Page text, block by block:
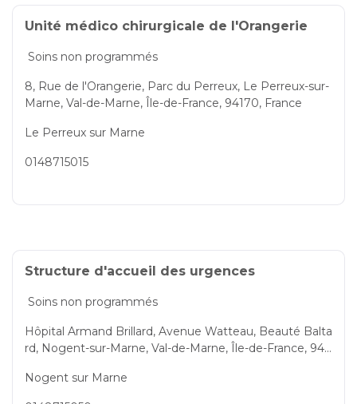
Unité médico chirurgicale de l'Orangerie
Soins non programmés
8, Rue de l'Orangerie, Parc du Perreux, Le Perreux-sur-
Marne, Val-de-Marne, Île-de-France, 94170, France
Le Perreux sur Marne
0148715015
Structure d'accueil des urgences
Soins non programmés
Hôpital Armand Brillard, Avenue Watteau, Beauté Balta
rd, Nogent-sur-Marne, Val-de-Marne, Île-de-France, 941
Nogent sur Marne